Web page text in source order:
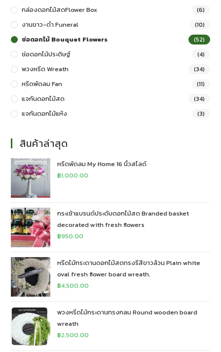
กล่องดอกไม้สดFlower Box (6)
งานขาว-ดำ Funeral (10)
ช่อดอกไม้ Bouquet Flowers (52)
ช่อดอกไม้ประดิษฐ์ (4)
พวงหรีด Wreath (34)
หรีดพัดลม Fan (11)
แจกันดอกไม้สด (34)
แจกันดอกไม้แห้ง (3)
สินค้าล่าสุด
หรีดพัดลม My Home 16 นิ้วสไลด์
฿1,000.00
กระเช้าแบรนด์ประดับดอกไม้สด Branded basket
decorated with fresh flowers
฿950.00
หรีดไม้กระดานดอกไม้สดทรงรีสีขาวล้วน Plain white
oval fresh flower board wreath.
฿4,500.00
พวงหรีดไม้กระดานทรงกลม Round wooden board
wreath
฿2,500.00